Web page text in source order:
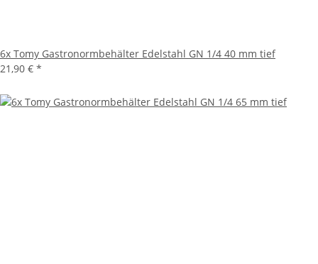
6x Tomy Gastronormbehälter Edelstahl GN 1/4 40 mm tief
21,90 € *